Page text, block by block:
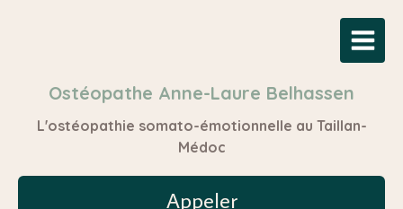
Ostéopathe Anne-Laure Belhassen
L'ostéopathie somato-émotionnelle au Taillan-
Médoc
Appeler